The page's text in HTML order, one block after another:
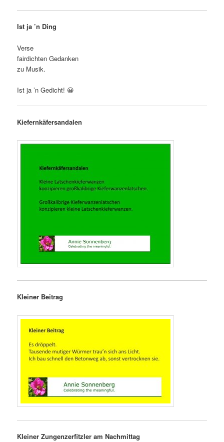
Ist ja ’n Ding
Verse
fairdichten Gedanken
zu Musik.
Ist ja ’n Gedicht! 😀
Kiefernkäfersandalen
Kleiner Beitrag
Kleiner Zungenzerfitzler am Nachmittag